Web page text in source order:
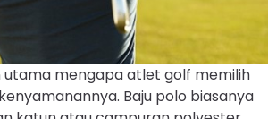
utama mengapa atlet golf memilih
Baju polo biasanya